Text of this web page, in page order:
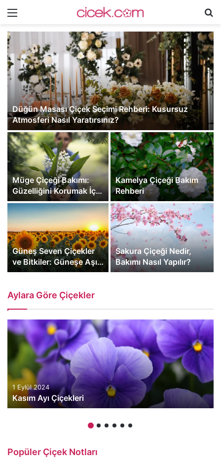
Menü
...
Düğün Masası Çiçek Seçimi Rehberi: Kusursuz
Atmosferi Nasıl Yaratırsınız?
Müge Çiçeği Bakımı:
Güzelliğini Korumak İçin
İpuçları
Kamelya Çiçeği Bakım
Rehberi
Güneş Seven Çiçekler
ve Bitkiler: Güneşe Aşık
Bitkiler
Sakura Çiçeği Nedir,
Bakımı Nasıl Yapılır?
Aylara Göre Çiçekler
1 Eylül 2024
Kasım Ayı Çiçekleri
Popüler Çiçek Notları